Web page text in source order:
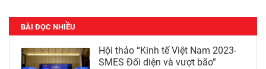
BÀI ĐỌC NHIỀU
Hội thảo “Kinh tế Việt Nam 2023-
SMES Đối diện và vượt bão”